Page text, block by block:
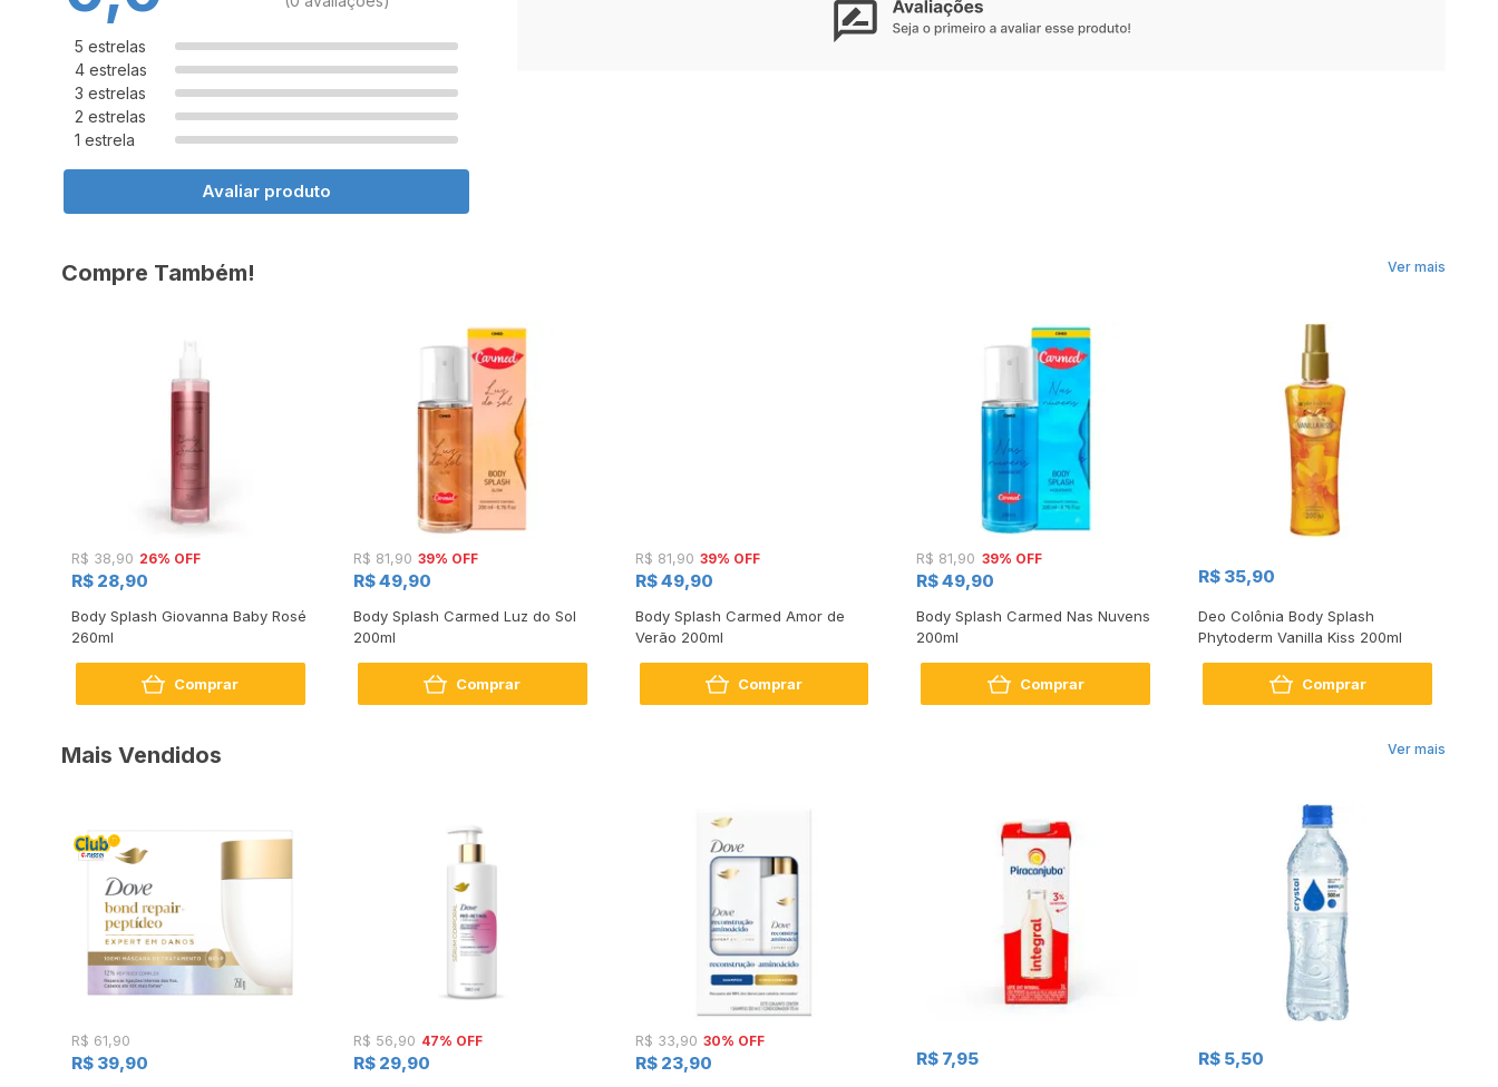
5 estrelas
4 estrelas
3 estrelas
2 estrelas
1 estrela
Avaliar produto
Ver mais
Compre Também!
R$ 38,90 26% OFF
R$ 28,90
Body Splash Giovanna Baby Rosé
260ml
Comprar
R$ 81,90 39% OFF
R$ 49,90
Body Splash Carmed Luz do Sol
200ml
Comprar
R$ 81,90 39% OFF
R$ 49,90
Body Splash Carmed Amor de
Verão 200ml
Comprar
R$ 81,90 39% OFF
R$ 49,90
Body Splash Carmed Nas Nuvens
200ml
Comprar
R$ 35,90
Deo Colônia Body Splash
Phytoderm Vanilla Kiss 200ml
Comprar
Ver mais
Mais Vendidos
R$ 61,90
R$ 39,90
R$ 56,90 47% OFF
R$ 29,90
R$ 33,90 30% OFF
R$ 23,90 R$ 7,95 R$ 5,50